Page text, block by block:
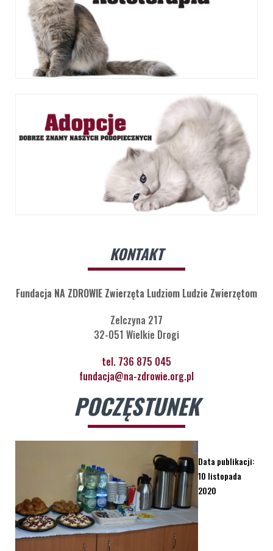
KONTAKT
Fundacja NA ZDROWIE Zwierzęta Ludziom Ludzie Zwierzętom
Zelczyna 217
32-051 Wielkie Drogi
tel. 736 875 045
fundacja@na-zdrowie.org.pl
POCZĘSTUNEK
Data publikacji:
10 listopada
2020